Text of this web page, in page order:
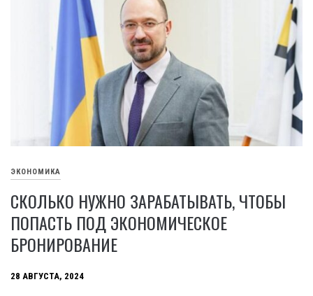
ЭКОНОМИКА
СКОЛЬКО НУЖНО ЗАРАБАТЫВАТЬ, ЧТОБЫ
ПОПАСТЬ ПОД ЭКОНОМИЧЕСКОЕ
БРОНИРОВАНИЕ
28 АВГУСТА, 2024